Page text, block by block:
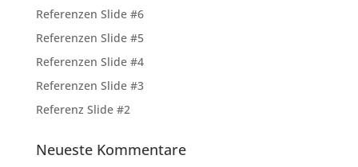
Referenzen Slide #6
Referenzen Slide #5
Referenzen Slide #4
Referenzen Slide #3
Referenz Slide #2
Neueste Kommentare